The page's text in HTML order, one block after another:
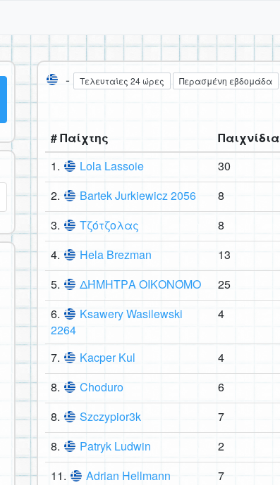
- Τελευταίες 24 ώρες Περασμένη εβδομάδα
# Παίχτης Παιχνίδια
1.
Lola Lassoie 30
2. Bartek Jurkiewicz 2056 8
3. Τζότζολας 8
4. Hela Brezman 13
5. ΔΉΜΗΤΡΑ ΟΙΚΟΝΌΜΟ 25
6.
Ksawery Wasilewski
2264
4
7. Kacper Kul 4
8. Choduro 6
8. Szczypior3k 7
8. Patryk Ludwin 2
11. Adrian Hellmann 7